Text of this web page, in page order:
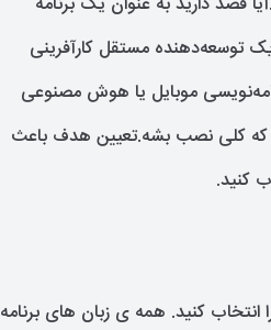
توسعه‌دهنده مستقل کارآفرینی
موبایل یا هوش مصنوعی
که کلی نصب بشه.تعیین هدف باعث
کنید.
کنید. همه ی زبان های برنامه